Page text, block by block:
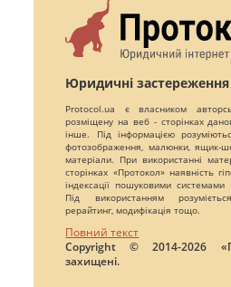
Юридичні застереження
Protocol.ua є власником
розміщену на веб - сторінках
інше. Під інформацією
фотозображення, малюнки, ящик-
матеріали. При використанні
сторінках «Протокол» наявність
індексації пошуковими
Під використанням
рерайтинг, модифікація тощо.
Повний текст
Copyright © 2014-2026
захищені.